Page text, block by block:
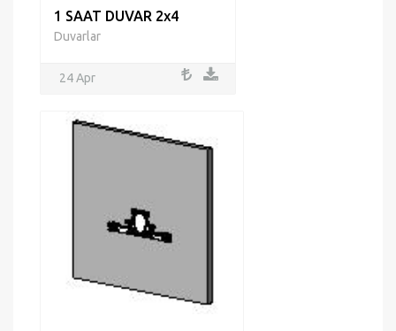
1 SAAT DUVAR 2x4
Duvarlar
24 Apr